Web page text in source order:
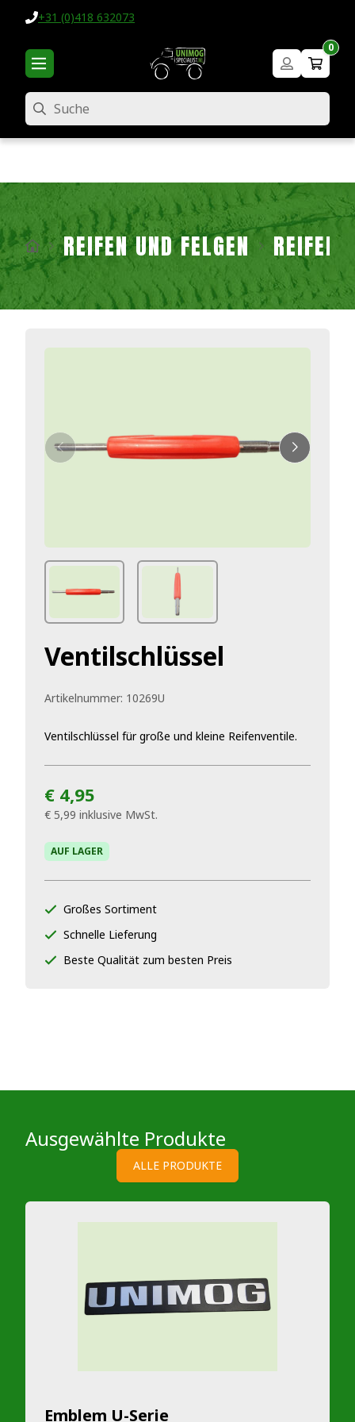
+31 (0)418 632073
0
Suche
REIFEN UND FELGEN REIFEN
Ventilschlüssel
Artikelnummer: 10269U
Ventilschlüssel für große und kleine Reifenventile.
€ 4,95
€ 5,99 inklusive MwSt.
AUF LAGER
Großes Sortiment
Schnelle Lieferung
Beste Qualität zum besten Preis
Ausgewählte Produkte
ALLE PRODUKTE
Emblem U-Serie